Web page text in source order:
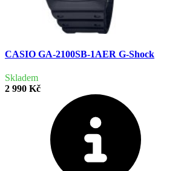
CASIO GA-2100SB-1AER G-Shock
Skladem
2 990 Kč